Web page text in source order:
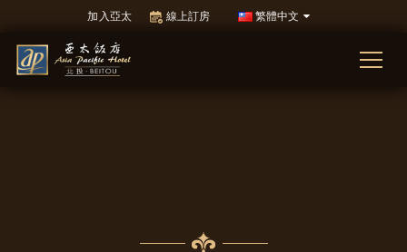
加入亞太 線上訂房 繁體中文